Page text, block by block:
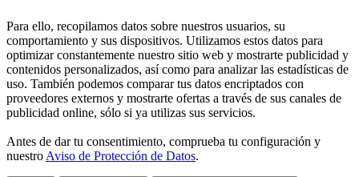
Para ello, recopilamos datos sobre nuestros usuarios, su
comportamiento y sus dispositivos. Utilizamos estos datos para
optimizar constantemente nuestro sitio web y mostrarte publicidad y
contenidos personalizados, así como para analizar las estadísticas de
uso. También podemos comparar tus datos encriptados con
proveedores externos y mostrarte ofertas a través de sus canales de
publicidad online, sólo si ya utilizas sus servicios.
Antes de dar tu consentimiento, comprueba tu configuración y
nuestro Aviso de Protección de Datos.